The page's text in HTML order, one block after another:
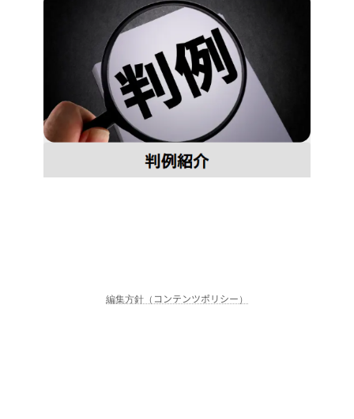
編集方針（コンテンツポリシー）